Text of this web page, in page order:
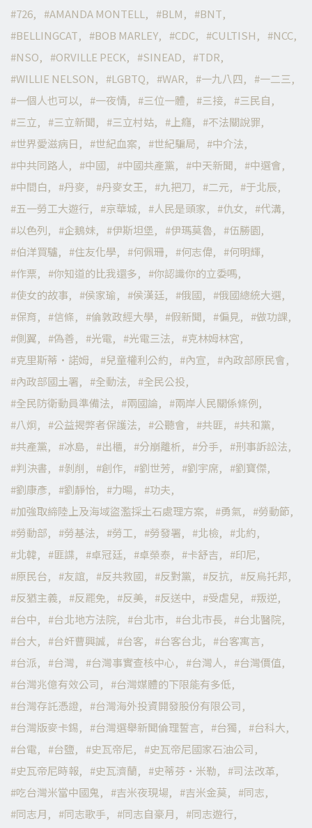
726
AMANDA MONTELL BLM
BNT
BELLINGCAT
BOB MARLEY CDC CULTISH
NCC
NSO
ORVILLE PECK SINEAD
TDR
WILLIE NELSON
LGBTQ WAR 一九八四
一二三
一個人也可以
一夜情 三位一體 三接
三民自
三立
三立新聞 三立村姑 上癮
不法關說罪
世界愛滋病日
世紀血案 世紀騙局
中介法
中共同路人
中國 中國共產黨 中天新聞
中選會
中間白
丹麥 丹麥女王 九把刀 二元
于北辰
五一勞工大遊行
京華城 人民是頭家 仇女
代溝
以色列
企鵝妹 伊斯坦堡 伊瑪莫魯
伍勝園
伯洋買驢
住友化學 何佩珊 何志偉
何明輝
作票
你知道的比我還多
你認識你的立委嗎
使女的故事
侯家瑜 侯漢廷 俄國
俄國總統大選
保育
信條 倫敦政經大學 假新聞 偏見
做功課
側翼
偽善 光電 光電三法
克林姆林宮
克里斯蒂·諾姆
兒童權利公約 內宣
內政部原民會
內政部國土署
全動法
全民公投
全民防衛動員準備法
兩國論
兩岸人民關係條例
八炯
公益揭弊者保護法 公聽會 共匪
共和黨
共產黨
冰島 出櫃 分崩離析 分手
刑事訴訟法
判決書
剝削 創作 劉世芳 劉宇席
劉寶傑
劉康彥
劉靜怡 力暘
功夫
加強取締陸上及海域盜濫採土石處理方案
勇氣
勞動節
勞動部
勞基法 勞工 勞發署 北檢
北約
北韓
匪諜 卓冠廷 卓榮泰 卡舒吉
印尼
原民台
友誼 反共救國 反對黨 反抗
反烏托邦
反猶主義
反罷免 反美 反送中 受虐兒
叛逆
台中
台北地方法院 台北市 台北市長
台北醫院
台大
台奸曹興誠 台客 台客台北
台客寓言
台派
台灣 台灣事實查核中心 台灣人
台灣價值
台灣兆億有效公司
台灣媒體的下限能有多低
台灣存託憑證
台灣海外投資開發股份有限公司
台灣版麥卡錫
台灣選舉新聞倫理誓言 台獨
台科大
台電
台鹽 史瓦帝尼
史瓦帝尼國家石油公司
史瓦帝尼時報
史瓦濟蘭 史蒂芬·米勒
司法改革
吃台灣米當中國鬼
吉米夜現場 吉米金莫
同志
同志月
同志歌手 同志自豪月 同志遊行